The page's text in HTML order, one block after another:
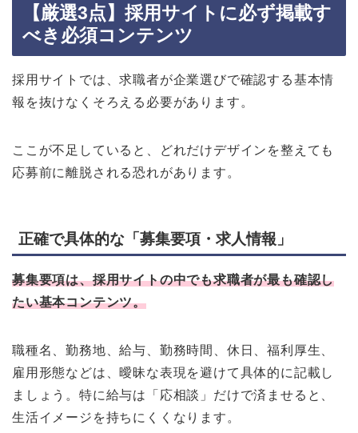
【厳選3点】採用サイトに必ず掲載す
べき必須コンテンツ
採用サイトでは、求職者が企業選びで確認する基本情
報を抜けなくそろえる必要があります。
ここが不足していると、どれだけデザインを整えても
応募前に離脱される恐れがあります。
正確で具体的な「募集要項・求人情報」
募集要項は、採用サイトの中でも求職者が最も確認し
たい基本コンテンツ。
職種名、勤務地、給与、勤務時間、休日、福利厚生、
雇用形態などは、曖昧な表現を避けて具体的に記載し
ましょう。特に給与は「応相談」だけで済ませると、
生活イメージを持ちにくくなります。